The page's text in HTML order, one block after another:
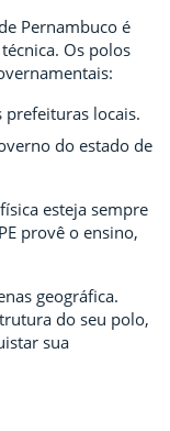
Pernambuco é
Os polos
prefeituras locais.
do estado de
esteja sempre
provê o ensino,
geográfica.
do seu polo,
sua